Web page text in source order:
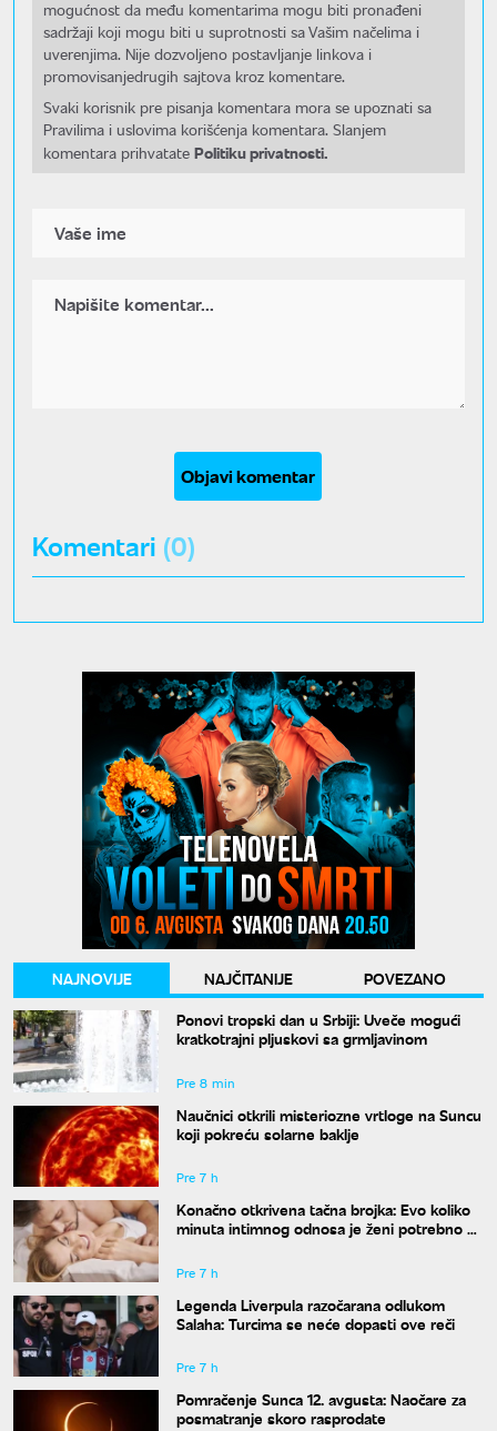
mogućnost da među komentarima mogu biti pronađeni
sadržaji koji mogu biti u suprotnosti sa Vašim načelima i
uverenjima. Nije dozvoljeno postavljanje linkova i
promovisanjedrugih sajtova kroz komentare.
Svaki korisnik pre pisanja komentara mora se upoznati sa
Pravilima i uslovima korišćenja komentara. Slanjem
komentara prihvatate Politiku privatnosti.
Objavi komentar
Komentari (0)
NAJNOVIJE NAJČITANIJE
POVEZANO
Ponovi tropski dan u Srbiji: Uveče mogući
kratkotrajni pljuskovi sa grmljavinom
Pre 8 min
Naučnici otkrili misteriozne vrtloge na Suncu
koji pokreću solarne baklje
Pre 7 h
Konačno otkrivena tačna brojka: Evo koliko
minuta intimnog odnosa je ženi potrebno da
Pre 7 h
Legenda Liverpula razočarana odlukom
Salaha: Turcima se neće dopasti ove reči
Pre 7 h
Pomračenje Sunca 12. avgusta: Naočare za
posmatranje skoro rasprodate